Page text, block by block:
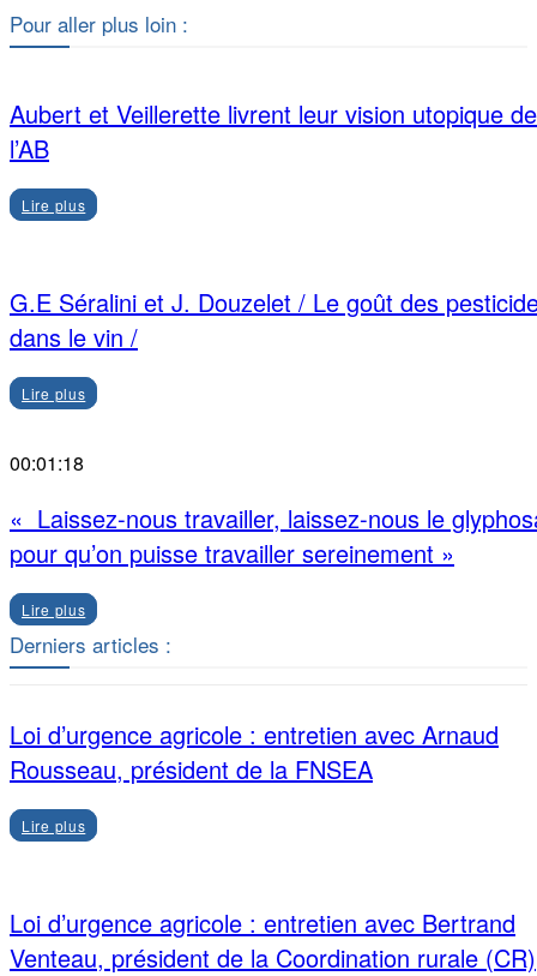
Pour aller plus loin :
Aubert et Veillerette livrent leur vision utopique de
l’AB
Lire plus
G.E Séralini et J. Douzelet / Le goût des
dans le vin /
Lire plus
00:01:18
« Laissez-nous travailler, laissez-nous le
pour qu’on puisse travailler sereinement »
Lire plus
Derniers articles :
Loi d’urgence agricole : entretien avec Arnaud
Rousseau, président de la FNSEA
Lire plus
Loi d’urgence agricole : entretien avec Bertrand
Venteau, président de la Coordination rurale (CR)